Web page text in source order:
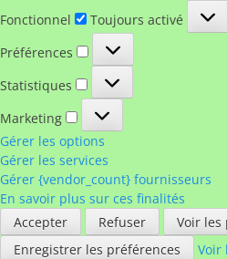
Fonctionnel
Toujours activé
Préférences
Statistiques
Marketing
Gérer les options
Gérer les services
Gérer {vendor_count} fournisseurs
En savoir plus sur ces finalités
Accepter
Refuser
Voir les
Enregistrer les préférences
Voir